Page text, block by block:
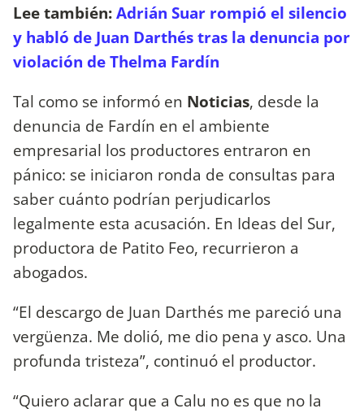
Lee también:Adrián Suar rompió el silencio
y habló de Juan Darthés tras la denuncia por
violación de Thelma Fardín
Tal como se informó en Noticias, desde la
denuncia de Fardín en el ambiente
empresarial los productores entraron en
pánico: se iniciaron ronda de consultas para
saber cuánto podrían perjudicarlos
legalmente esta acusación. En Ideas del Sur,
productora de Patito Feo, recurrieron a
abogados.
“El descargo de Juan Darthés me pareció una
vergüenza. Me dolió, me dio pena y asco. Una
profunda tristeza”, continuó el productor.
“Quiero aclarar que a Calu no es que no la